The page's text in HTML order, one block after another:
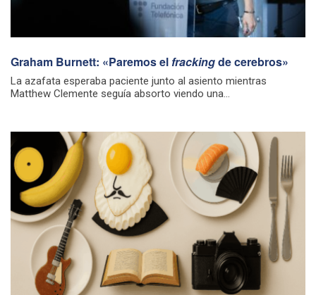
Graham Burnett: «Paremos el frackingde cerebros»
La azafata esperaba paciente junto al asiento mientras
Matthew Clemente seguía absorto viendo una...